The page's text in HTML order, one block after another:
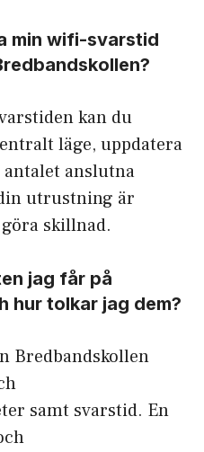
min wifi-svarstid
kan du
läge, uppdatera
anslutna
utrustning är
skillnad.
jag får på
hur tolkar jag dem?
Bredbandskollen
samt svarstid. En